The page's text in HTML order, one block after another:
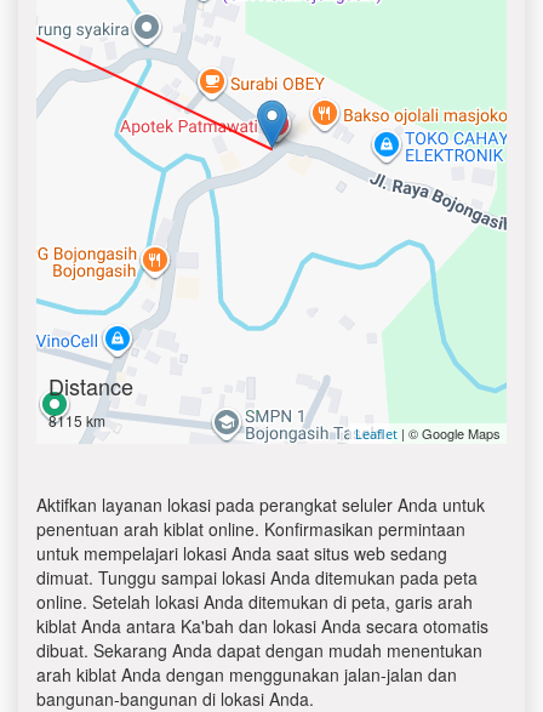
Distance
8115 km
Leaflet | © Google Maps
Aktifkan layanan lokasi pada perangkat seluler Anda untuk
penentuan arah kiblat online. Konfirmasikan permintaan
untuk mempelajari lokasi Anda saat situs web sedang
dimuat. Tunggu sampai lokasi Anda ditemukan pada peta
online. Setelah lokasi Anda ditemukan di peta, garis arah
kiblat Anda antara Ka'bah dan lokasi Anda secara otomatis
dibuat. Sekarang Anda dapat dengan mudah menentukan
arah kiblat Anda dengan menggunakan jalan-jalan dan
bangunan-bangunan di lokasi Anda.